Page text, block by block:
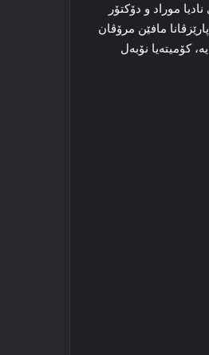
موراد و دۆکتۆر
مافێن مرۆڤان
کۆمیته‌یا نۆبه‌ل